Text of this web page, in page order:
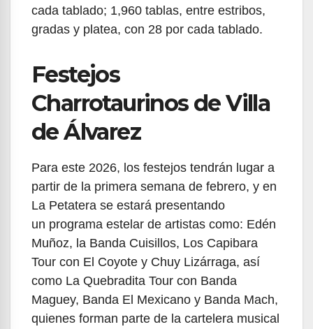
cada tablado; 1,960 tablas, entre estribos,
gradas y platea, con 28 por cada tablado.
Festejos
Charrotaurinos de Villa
de Álvarez
Para este 2026, los festejos tendrán lugar a
partir de la primera semana de febrero, y en
La Petatera se estará presentando
un programa estelar de artistas como: Edén
Muñoz, la Banda Cuisillos, Los Capibara
Tour con El Coyote y Chuy Lizárraga, así
como La Quebradita Tour con Banda
Maguey, Banda El Mexicano y Banda Mach,
quienes forman parte de la cartelera musical